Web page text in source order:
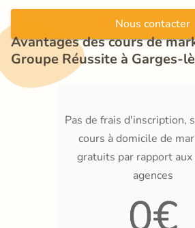
Nous contacter
Avantages des cours de
Groupe Réussite à Garges-
Pas de frais d'inscription,
cours à domicile de
gratuits par rapport aux
agences